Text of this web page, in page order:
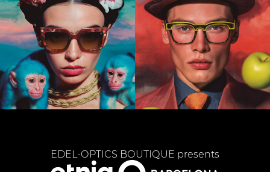
EDEL-OPTICS BOUTIQUE presents